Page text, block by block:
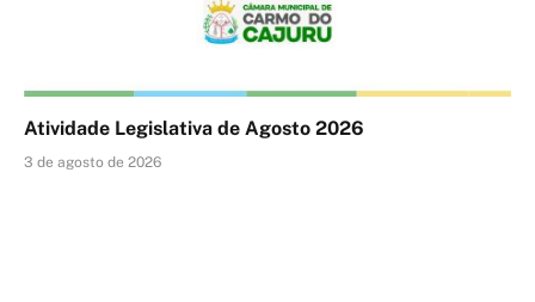
Atividade Legislativa de Agosto 2026
3 de agosto de 2026